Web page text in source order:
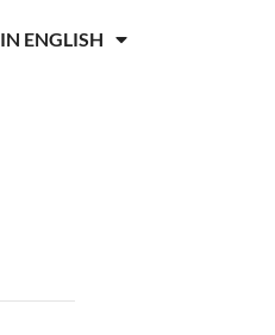
IN ENGLISH